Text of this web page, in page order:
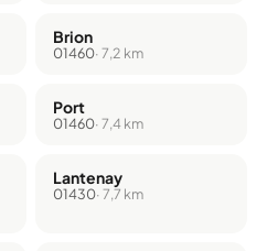
Brion
01460· 7,2 km
Port
01460· 7,4 km
Lantenay
01430· 7,7 km